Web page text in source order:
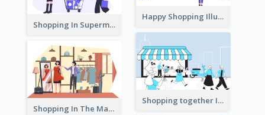
Happy Shopping Illustration
Shopping In Supermarket Illustration
Shopping together Illustration
Shopping In The Mall Illustration